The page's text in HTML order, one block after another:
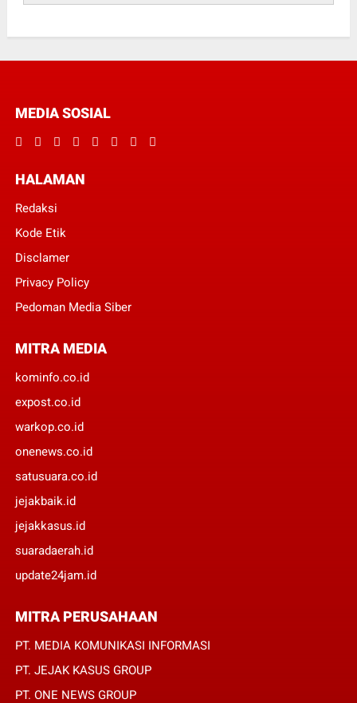
MEDIA SOSIAL
HALAMAN
Redaksi
Kode Etik
Disclamer
Privacy Policy
Pedoman Media Siber
MITRA MEDIA
kominfo.co.id
expost.co.id
warkop.co.id
onenews.co.id
satusuara.co.id
jejakbaik.id
jejakkasus.id
suaradaerah.id
update24jam.id
MITRA PERUSAHAAN
PT. MEDIA KOMUNIKASI INFORMASI
PT. JEJAK KASUS GROUP
PT. ONE NEWS GROUP